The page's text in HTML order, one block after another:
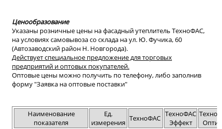
Ценообразование
Указаны розничные цены на фасадный утеплитель ТехноФАС,
на условиях самовывоза со склада на ул. Ю. Фучика, 60
(Автозаводский район Н. Новгорода).
Действует специальное предложение для торговых
предприятий и оптовых покупателей.
Оптовые цены можно получить по телефону, либо заполнив
форму "Заявка на оптовые поставки"
Наименование
показателя
Ед.
измерения ТехноФАС ТехноФАС
Эффект